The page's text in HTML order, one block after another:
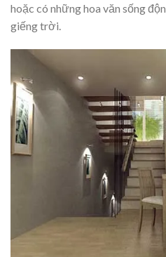
hoặc có những hoa văn sống
giếng trời.